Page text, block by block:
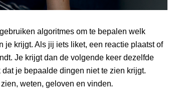
algoritmes om te bepalen welk
je krijgt. Als jij iets liket, een reactie plaatst of
Je krijgt dan de volgende keer dezelfde
je bepaalde dingen niet te zien krijgt.
weten, geloven en vinden.